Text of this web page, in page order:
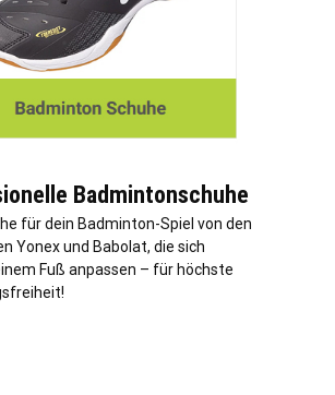
Badmintonschuhe
für dein Badminton-Spiel von den
Yonex und Babolat, die sich
Fuß anpassen – für höchste